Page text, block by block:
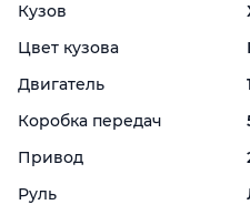
Кузов
Цвет кузова
Двигатель
Коробка передач
Привод
Руль